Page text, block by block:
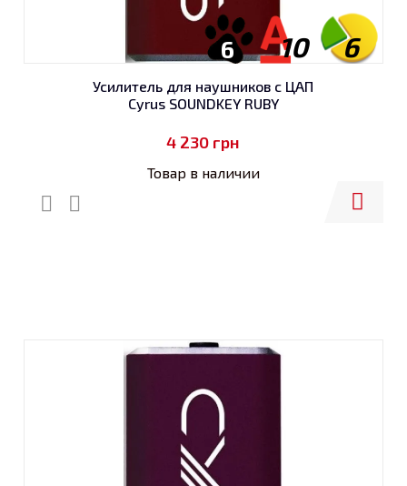
6
10
6
Усилитель для наушников с ЦАП
Cyrus SOUNDKEY RUBY
4 230 грн
Товар в наличии